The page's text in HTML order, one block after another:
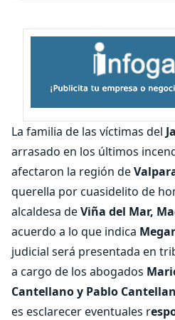
La familia de las víctimas del
arrasado en los últimos
afectaron la región de
querella por cuasidelito de
alcaldesa deViña del Mar,
acuerdo a lo que indica
judicial será presentada en
a cargo de los abogados
Cantellano y Pablo
es esclarecer eventuales r